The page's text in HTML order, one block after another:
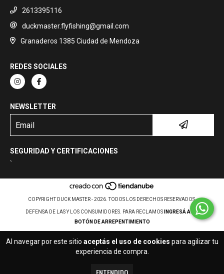
Al navegar por este sitio aceptás el uso de cookies para agilizar tu
experiencia de compra.
2613395116
duckmaster.flyfishing@gmail.com
Granaderos 1385 Ciudad de Mendoza
REDES SOCIALES
NEWSLETTER
SEGURIDAD Y CERTIFICACIONES
`
COPYRIGHT DUCK MASTER - 2026. TODOS LOS DERECHOS RESERVADOS.
DEFENSA DE LAS Y LOS CONSUMIDORES. PARA RECLAMOS
INGRESÁ ACÁ.
BOTÓN DE ARREPENTIMIENTO